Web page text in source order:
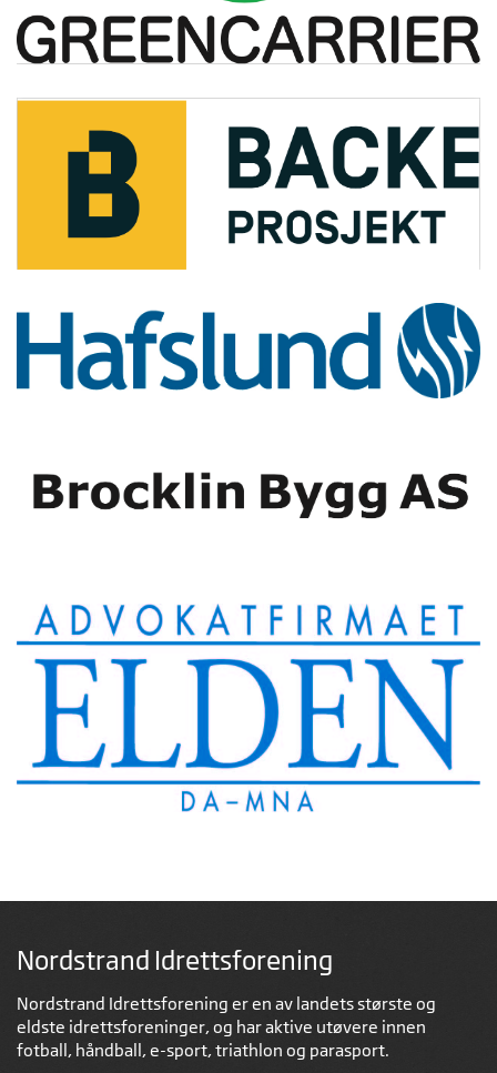
Nordstrand Idrettsforening
Nordstrand Idrettsforening er en av landets største og
eldste idrettsforeninger, og har aktive utøvere innen
fotball, håndball, e-sport, triathlon og parasport.